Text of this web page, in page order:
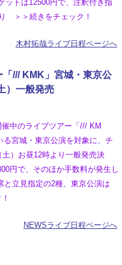
ットは12500円で、注釈付き指
＞＞続きをチェック！
木村拓哉ライブ日程ページへ
「/// KMK」宮城・東京公
）一般発売
中のライブツアー「/// KM
る宮城・東京公演を対象に、チ
）お昼12時より一般発売決
円で、そのほか手数料が発生し
と立見指定の2種、東京公演は
NEWSライブ日程ページへ